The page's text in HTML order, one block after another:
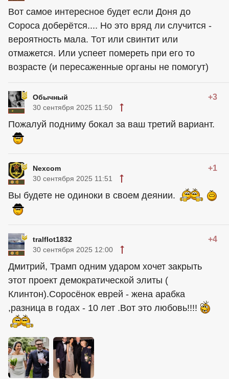
Вот самое интересное будет если Доня до
Сороса доберётся.... Но это вряд ли случится -
вероятность мала. Тот или свинтит или
отмажется. Или успеет помереть при его то
возрасте (и пересаженные органы не помогут)
Обычный +3
30 сентября 2025 11:50
Пожалуй подниму бокал за ваш третий вариант.
Nexcom +1
30 сентября 2025 11:51
Вы будете не одиноки в своем деянии.
tralflot1832 +4
30 сентября 2025 12:00
Дмитрий, Трамп одним ударом хочет закрыть
этот проект демократической элиты (
Клинтон).Соросёнок еврей - жена арабка
,разница в годах - 10 лет .Вот это любовь!!!!